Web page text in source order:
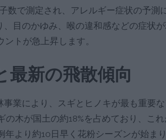
数で測定され、アレルギー症状の予測
目のかゆみ、喉の違和感などの症状
トが急上昇します。
最新の飛散傾向
業により、スギとヒノキが最も重要
木が国土の約18%を占めており、こ
より約10日早く花粉シーズンが始ま